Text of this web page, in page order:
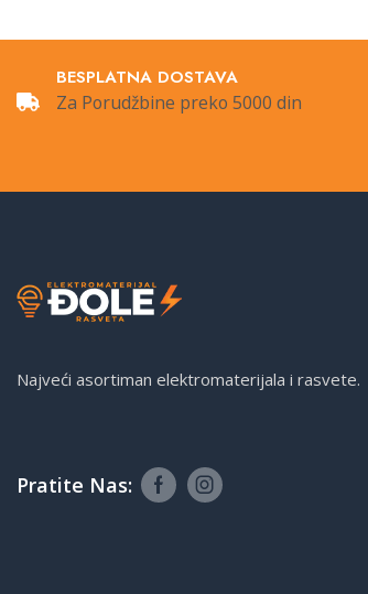
BESPLATNA DOSTAVA
Za Porudžbine preko 5000 din
Najveći asortiman elektromaterijala i rasvete.
Pratite Nas: